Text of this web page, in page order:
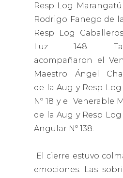
Resp Log Marangatú
Rodrigo Fanego de
Resp Log
Luz 148.
acompañaron el
Maestro Ángel
de la Aug y Resp Log
Nº 18 y el Venerable
de la Aug y Resp Log
Angular Nº 138.
El cierre estuvo
emociones. Las